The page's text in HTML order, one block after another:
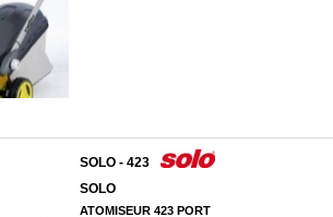
SOLO - 423
SOLO
ATOMISEUR 423 PORT